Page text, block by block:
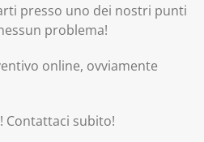
presso uno dei nostri punti
problema!
online, ovviamente
Contattaci subito!